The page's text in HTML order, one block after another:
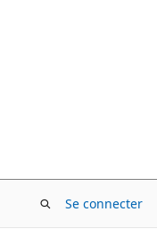
Se connecter